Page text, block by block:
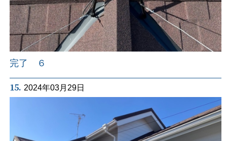
完了 ６
15. 2024年03月29日